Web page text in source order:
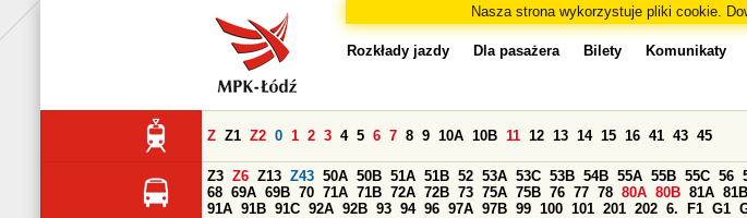
Nasza strona wykorzystuje pliki cookie.
Rozkłady jazdy Dla pasażera Bilety Komunikaty
Z Z1 Z2 0 1 2 3 4 5 6 7 8 9 10A 10B 11 12 13 14 15 16 41 43 45
Z3 Z6 Z13 Z43 50A 50B 51A 51B 52 53A 53C 53B 54B 55A 55B 55C 56
68 69A 69B 70 71A 71B 72A 72B 73 75A 75B 76 77 78 80A 80B 81A 81B
91A 91B 91C 92A 92B 93 94 96 97A 97B 99 100 101 201 202 6. F1 G1